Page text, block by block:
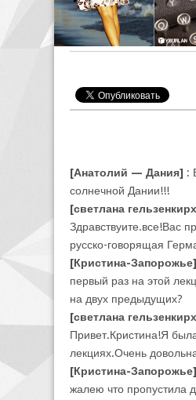
[Анатолий — Дания] :
солнечной Дании!!!
[светлана
Здравствуите.все!Вас
русско-говорящая
[Кристина-Запорожье]
первый раз на этой
на двух предыдущих?
[светлана
Привет.Кристина!Я
лекциях.Очень
[Кристина-Запорожье]
жалею что пропустила